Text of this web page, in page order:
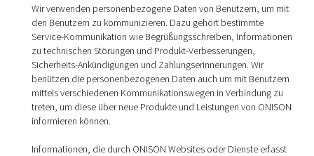
Wir verwenden personenbezogene Daten von Benutzern, um mit
den Benutzern zu kommunizieren. Dazu gehört bestimmte
Service-Kommunikation wie Begrüßungsschreiben, Informationen
zu technischen Störungen und Produkt-Verbesserungen,
Sicherheits-Ankündigungen und Zahlungserinnerungen. Wir
benützen die personenbezogenen Daten auch um mit Benutzern
mittels verschiedenen Kommunikationswegen in Verbindung zu
treten, um diese über neue Produkte und Leistungen von ONISON
informieren können.
Informationen, die durch ONISON Websites oder Dienste erfasst